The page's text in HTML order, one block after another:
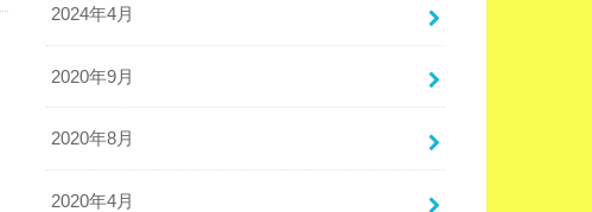
2024年4月
2020年9月
2020年8月
2020年4月